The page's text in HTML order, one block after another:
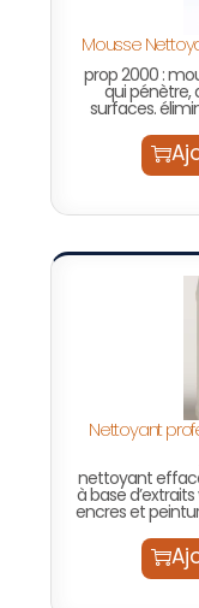
Mousse
prop 2000 :
qui pénètre,
surfaces.
Nettoyant
nettoyant
à base
encres et